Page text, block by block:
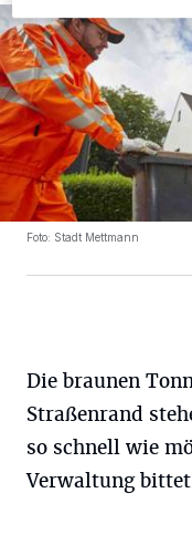
Foto: Stadt Mettmann
Die braunen
Straßenrand
so schnell wie
Verwaltung